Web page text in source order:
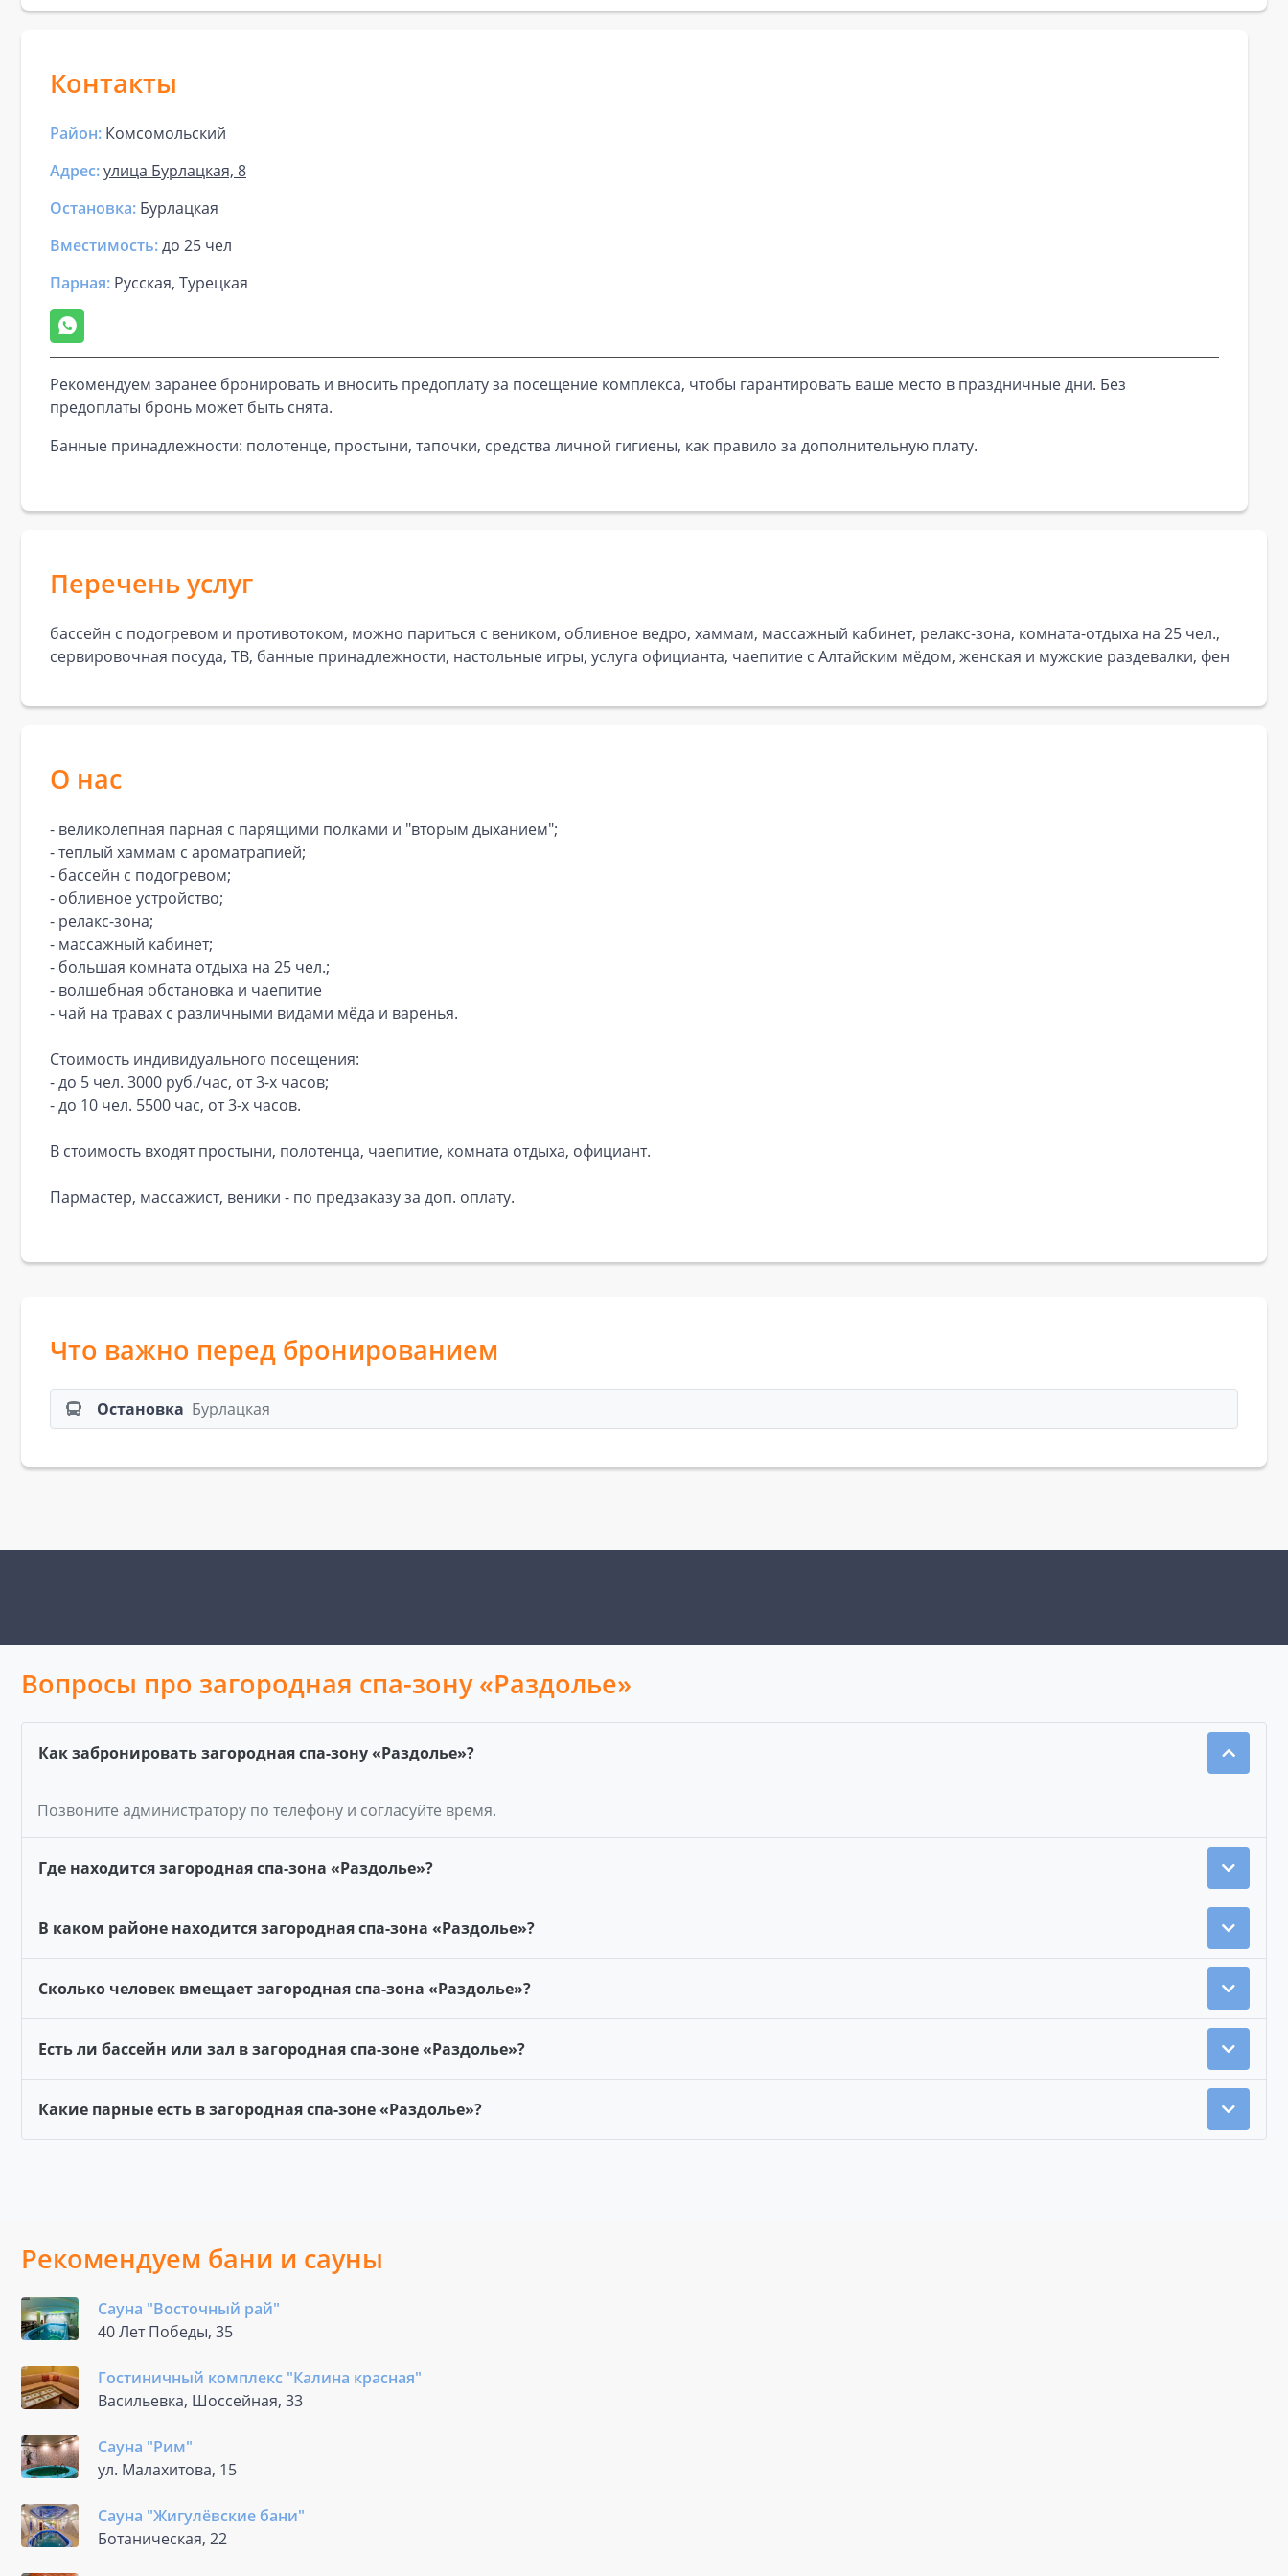
Контакты
Район: Комсомольский
Адрес:улица Бурлацкая, 8
Остановка: Бурлацкая
Вместимость:до 25 чел
Парная: Русская, Турецкая
Рекомендуем заранее бронировать и вносить предоплату за посещение комплекса, чтобы гарантировать ваше место в праздничные дни. Без
предоплаты бронь может быть снята.
Банные принадлежности: полотенце, простыни, тапочки, средства личной гигиены, как правило за дополнительную плату.
Перечень услуг
бассейн с подогревом и противотоком, можно париться с веником, обливное ведро, хаммам, массажный кабинет, релакс-зона, комната-отдыха на 25 чел.,
сервировочная посуда, ТВ, банные принадлежности, настольные игры, услуга официанта, чаепитие с Алтайским мёдом, женская и мужские раздевалки, фен
О нас
- великолепная парная с парящими полками и "вторым дыханием";
- теплый хаммам с ароматрапией;
- бассейн с подогревом;
- обливное устройство;
- релакс-зона;
- массажный кабинет;
- большая комната отдыха на 25 чел.;
- волшебная обстановка и чаепитие
- чай на травах с различными видами мёда и варенья.
Стоимость индивидуального посещения:
- до 5 чел. 3000 руб./час, от 3-х часов;
- до 10 чел. 5500 час, от 3-х часов.
В стоимость входят простыни, полотенца, чаепитие, комната отдыха, официант.
Пармастер, массажист, веники - по предзаказу за доп. оплату.
Что важно перед бронированием
Остановка Бурлацкая
Вопросы про загородная спа-зону «Раздолье»
Как забронировать загородная спа-зону «Раздолье»?
Позвоните администратору по телефону и согласуйте время.
Где находится загородная спа-зона «Раздолье»?
В каком районе находится загородная спа-зона «Раздолье»?
Сколько человек вмещает загородная спа-зона «Раздолье»?
Есть ли бассейн или зал в загородная спа-зоне «Раздолье»?
Какие парные есть в загородная спа-зоне «Раздолье»?
Рекомендуем бани и сауны
Сауна "Восточный рай"
40 Лет Победы, 35
Гостиничный комплекс "Калина красная"
Васильевка, Шоссейная, 33
Сауна "Рим"
ул. Малахитова, 15
Сауна "Жигулёвские бани"
Ботаническая, 22